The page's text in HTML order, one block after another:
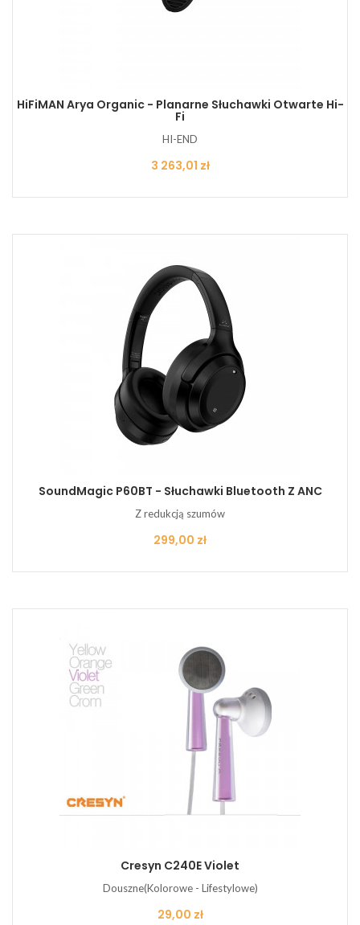
HiFiMAN Arya Organic - Planarne Słuchawki Otwarte Hi-
Fi
HI-END
Cena
3 263,01 zł
SoundMagic P60BT - Słuchawki Bluetooth Z ANC
Z redukcją szumów
Cena
299,00 zł
Cresyn C240E Violet
Douszne(Kolorowe - Lifestylowe)
Cena
29,00 zł